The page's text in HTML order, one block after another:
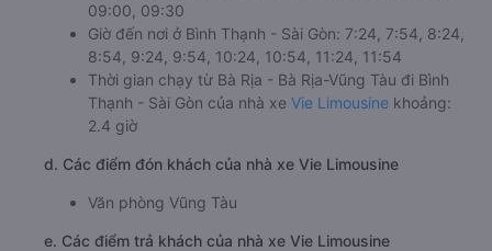
09:00, 09:30
Giờ đến nơi ở Bình Thạnh - Sài Gòn: 7:24, 7:54, 8:24,
8:54, 9:24, 9:54, 10:24, 10:54, 11:24, 11:54
Thời gian chạy từ Bà Rịa - Bà Rịa-Vũng Tàu đi Bình
Thạnh - Sài Gòn của nhà xe Vie Limousine khoảng:
2.4 giờ
d. Các điểm đón khách của nhà xe Vie Limousine
Văn phòng Vũng Tàu
e. Các điểm trả khách của nhà xe Vie Limousine